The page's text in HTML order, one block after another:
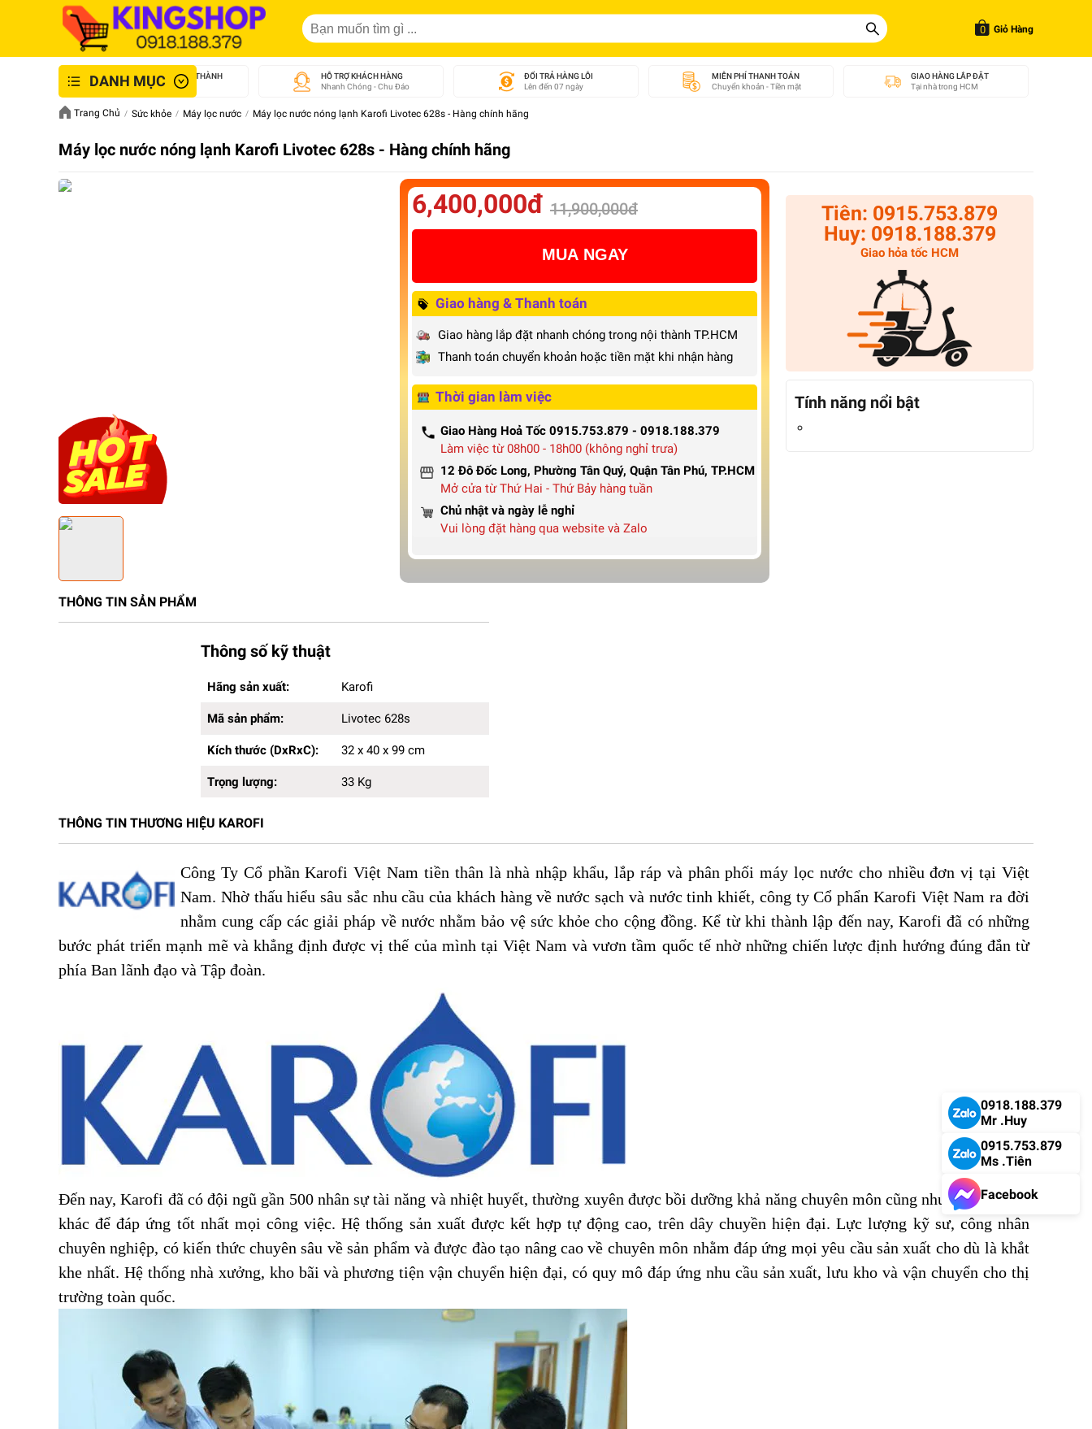
0 Giỏ Hàng
DANH MỤCGIAO NHANH NỘI THÀNH
An Toàn - Tận Tâm
HỖ TRỢ KHÁCH HÀNG
Nhanh Chóng - Chu Đáo
ĐỔI TRẢ HÀNG LỖI
Lên đến 07 ngày
MIỄN PHÍ THANH TOÁN
Chuyển khoản - Tiền mặt
GIAO HÀNG LẮP ĐẶT
Tại nhà trong HCM
Trang Chủ Sức khỏe Máy lọc nước Máy lọc nước nóng lạnh Karofi Livotec 628s - Hàng chính hãng
Máy lọc nước nóng lạnh Karofi Livotec 628s - Hàng chính hãng
6,400,000đ 11,900,000đ
MUA NGAY
Giao hàng & Thanh toán
Giao hàng lắp đặt nhanh chóng trong nội thành TP.HCM
Thanh toán chuyển khoản hoặc tiền mặt khi nhận hàng
Thời gian làm việc
Giao Hàng Hoả Tốc 0915.753.879 - 0918.188.379
Làm việc từ 08h00 - 18h00 (không nghỉ trưa)
12 Đô Đốc Long, Phường Tân Quý, Quận Tân Phú, TP.HCM
Mở cửa từ Thứ Hai - Thứ Bảy hàng tuần
Chủ nhật và ngày lễ nghỉ
Vui lòng đặt hàng qua website và Zalo
Tiên: 0915.753.879
Huy: 0918.188.379
Giao hỏa tốc HCM
Tính năng nổi bật
THÔNG TIN SẢN PHẨM
Hãng sản xuất:Karofi
Mã sản phẩm:
Kích thước (DxRxC):
32 x 40 x 99cm
Thông số kỹ thuật
Hãng sản xuất: Karofi
Mã sản phẩm: Livotec 628s
Kích thước (DxRxC): 32 x 40 x 99 cm
Trọng lượng: 33 Kg
THÔNG TIN THƯƠNG HIỆU KAROFI
Công Ty Cổ phần Karofi Việt Nam tiền thân là nhà nhập khẩu, lắp ráp và phân phối máy lọc nước cho nhiều đơn vị tại Việt
Nam. Nhờ thấu hiểu sâu sắc nhu cầu của khách hàng về nước sạch và nước tinh khiết, công ty Cổ phẩn Karofi Việt Nam ra đời
nhằm cung cấp các giải pháp về nước nhằm bảo vệ sức khỏe cho cộng đồng. Kể từ khi thành lập đến nay, Karofi đã có những
bước phát triển mạnh mẽ và khẳng định được vị thế của mình tại Việt Nam và vươn tầm quốc tế nhờ những chiến lược định hướng đúng đắn từ
phía Ban lãnh đạo và Tập đoàn.
Đến nay, Karofi đã có đội ngũ gần 500 nhân sự tài năng và nhiệt huyết, thường xuyên được bồi dưỡng khả năng chuyên môn cũng như các kỹ năng
khác để đáp ứng tốt nhất mọi công việc. Hệ thống sản xuất được kết hợp tự động cao, trên dây chuyền hiện đại. Lực lượng kỹ sư, công nhân
chuyên nghiệp, có kiến thức chuyên sâu về sản phẩm và được đào tạo nâng cao về chuyên môn nhằm đáp ứng mọi yêu cầu sản xuất cho dù là khắt
khe nhất. Hệ thống nhà xưởng, kho bãi và phương tiện vận chuyển hiện đại, có quy mô đáp ứng nhu cầu sản xuất, lưu kho và vận chuyển cho thị
trường toàn quốc.
0918.188.379
Mr .Huy
0915.753.879
Ms .Tiên
Facebook